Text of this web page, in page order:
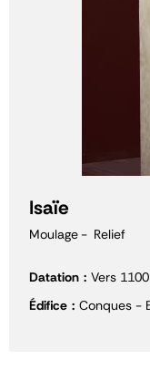
Isaïe
Moulage Relief
Datation
Vers 1100
Édifice
Conques -